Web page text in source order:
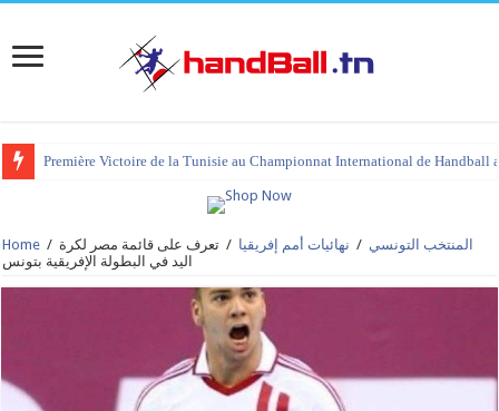
Première Victoire de la Tunisie au Championnat International de Handball
Home / المنتخب التونسي / نهائيات أمم إفريقيا / تعرف على قائمة مصر لكرة
اليد في البطولة الإفريقية بتونس